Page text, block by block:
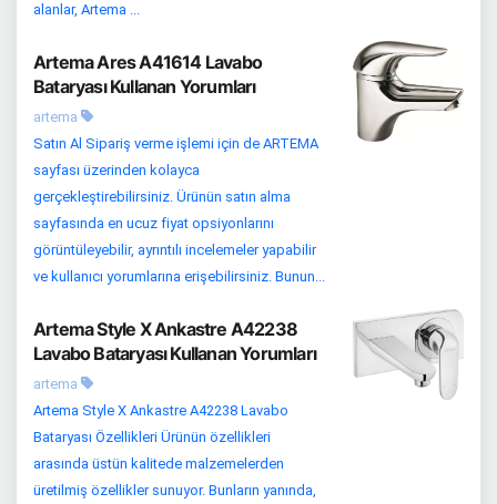
alanlar, Artema ...
Artema Ares A41614 Lavabo
Bataryası Kullanan Yorumları
artema
Satın Al Sipariş verme işlemi için de ARTEMA
sayfası üzerinden kolayca
gerçekleştirebilirsiniz. Ürünün satın alma
sayfasında en ucuz fiyat opsiyonlarını
görüntüleyebilir, ayrıntılı incelemeler yapabilir
ve kullanıcı yorumlarına erişebilirsiniz. Bunun...
Artema Style X Ankastre A42238
Lavabo Bataryası Kullanan Yorumları
artema
Artema Style X Ankastre A42238 Lavabo
Bataryası Özellikleri Ürünün özellikleri
arasında üstün kalitede malzemelerden
üretilmiş özellikler sunuyor. Bunların yanında,